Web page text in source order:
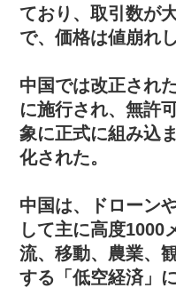
ており、取引数が
で、価格は値崩れ
中国では改正され
に施行され、無許
象に正式に組み込
化された。
中国は、ドローン
して主に高度1000
流、移動、農業、
する「低空経済」